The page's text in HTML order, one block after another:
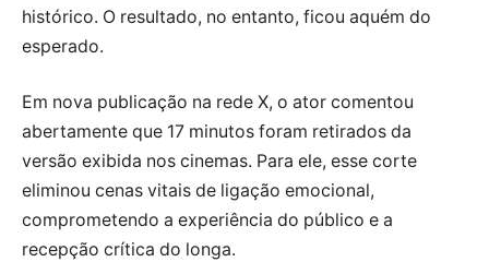
histórico. O resultado, no entanto, ficou aquém do
esperado.
Em nova publicação na rede X, o ator comentou
abertamente que 17 minutos foram retirados da
versão exibida nos cinemas. Para ele, esse corte
eliminou cenas vitais de ligação emocional,
comprometendo a experiência do público e a
recepção crítica do longa.